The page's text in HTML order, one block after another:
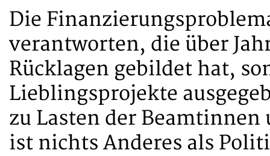
Die
verantworten, die über
Rücklagen gebildet hat,
Lieblingsprojekte
zu Lasten der
ist nichts Anderes als